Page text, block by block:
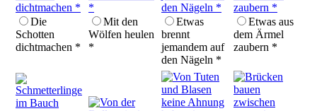
Die
Schotten
dichtmachen *
Mit den
Wölfen heulen
*
Etwas
brennt
jemandem auf
den Nägeln *
Etwas aus
dem Ärmel
zaubern *